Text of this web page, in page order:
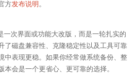
方发布说明 。
一次界面或功能大改版，而是一轮扎实的
了磁盘兼容性、克隆稳定性以及工具可靠
中表现更稳。如果你经常做系统备份、整
本会是一个更省心、更可靠的选择。